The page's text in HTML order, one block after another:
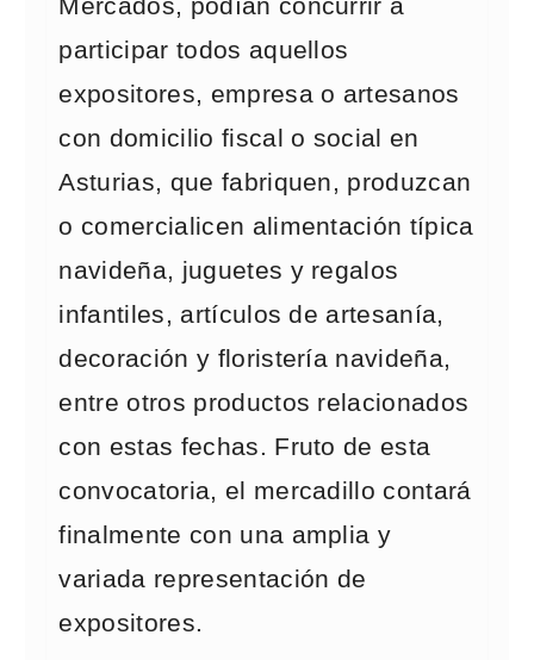
participar todos aquellos
expositores, empresa o artesanos
con domicilio fiscal o social en
Asturias, que fabriquen, produzcan
o comercialicen alimentación típica
navideña, juguetes y regalos
infantiles, artículos de artesanía,
decoración y floristería navideña,
entre otros productos relacionados
con estas fechas. Fruto de esta
convocatoria, el mercadillo contará
finalmente con una amplia y
variada representación de
expositores.